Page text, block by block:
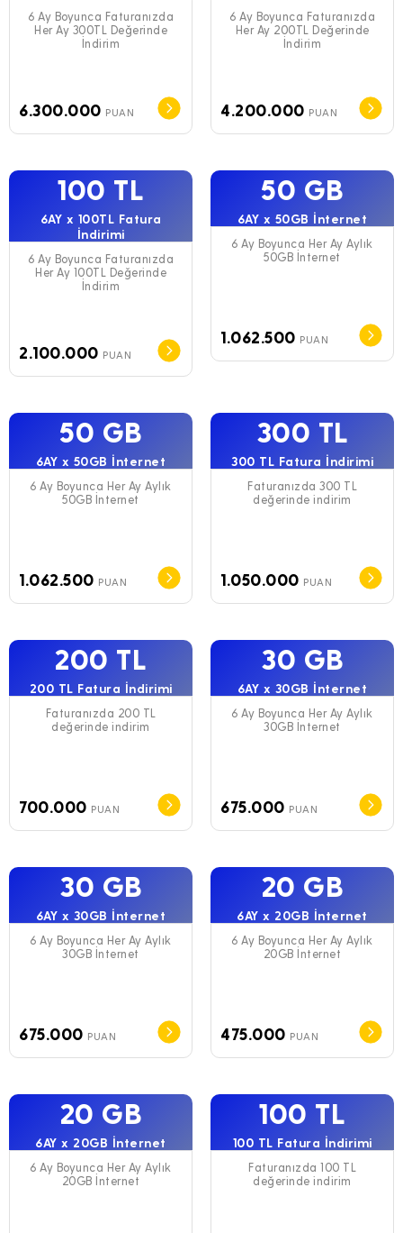
6 Ay Boyunca Faturanızda
Her Ay 300TL Değerinde
İndirim
6.300.000 PUAN
6 Ay Boyunca Faturanızda
Her Ay 200TL Değerinde
İndirim
4.200.000 PUAN
100 TL
6AY x 100TL Fatura
İndirimi
6 Ay Boyunca Faturanızda
Her Ay 100TL Değerinde
İndirim
2.100.000 PUAN
50 GB
6AY x 50GB İnternet
6 Ay Boyunca Her Ay Aylık
50GB İnternet
1.062.500 PUAN
50 GB
6AY x 50GB İnternet
6 Ay Boyunca Her Ay Aylık
50GB İnternet
1.062.500 PUAN
300 TL
300 TL Fatura İndirimi
Faturanızda 300 TL
değerinde indirim
1.050.000 PUAN
200 TL
200 TL Fatura İndirimi
Faturanızda 200 TL
değerinde indirim
700.000 PUAN
30 GB
6AY x 30GB İnternet
6 Ay Boyunca Her Ay Aylık
30GB İnternet
675.000 PUAN
30 GB
6AY x 30GB İnternet
6 Ay Boyunca Her Ay Aylık
30GB İnternet
675.000 PUAN
20 GB
6AY x 20GB İnternet
6 Ay Boyunca Her Ay Aylık
20GB İnternet
475.000 PUAN
20 GB
6AY x 20GB İnternet
6 Ay Boyunca Her Ay Aylık
20GB İnternet
100 TL
100 TL Fatura İndirimi
Faturanızda 100 TL
değerinde indirim